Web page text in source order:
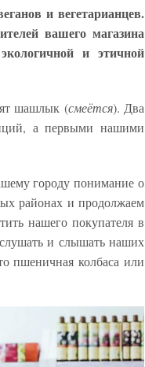
и вегетарианцев.
вашего магазина
и этичной
шашлык (смеётся). Два
а первыми нашими
городу понимание о
районах и продолжаем
нашего покупателя в
и слышать наших
пшеничная колбаса или